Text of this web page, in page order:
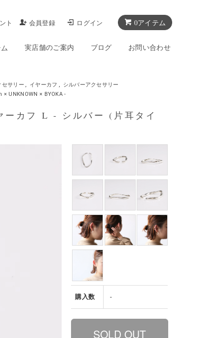
0アイテム
ト 会員登録 ログイン
実店舗のご案内 ブログ お問い合わせ
セサリー , イヤーカフ ,
シルバーアクセサリー
UNKNOWN × BYOKA -
カフ L - シルバー (片耳タイ
購入数 -